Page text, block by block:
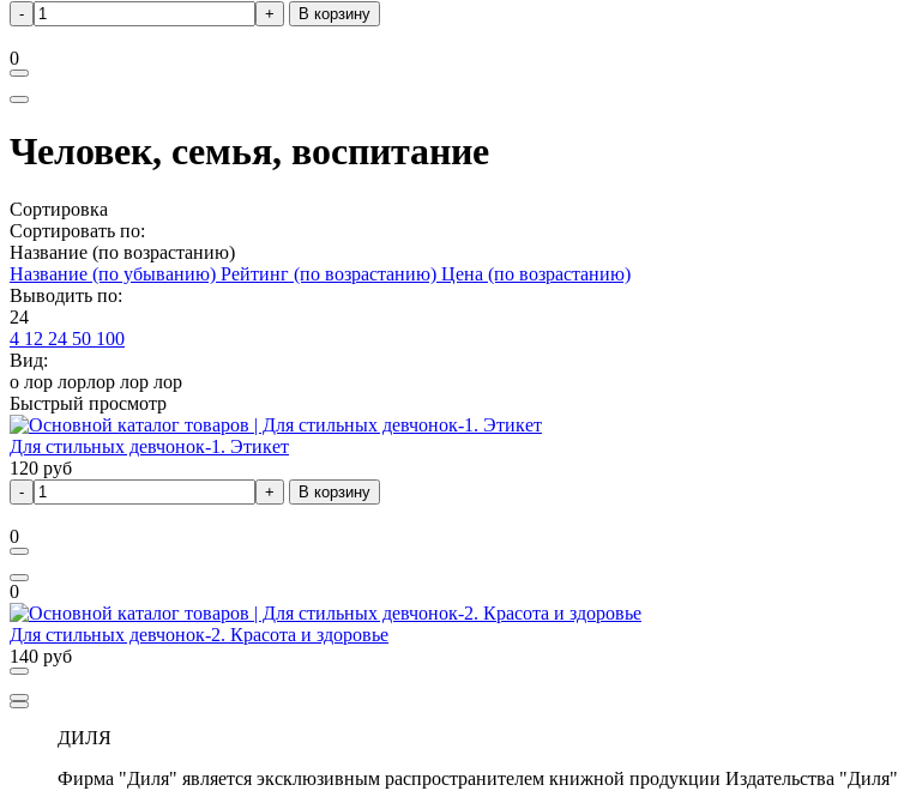
В корзину
0
Человек, семья, воспитание
Сортировка
Сортировать по:
Название (по возрастанию)
Название (по убыванию) Рейтинг (по возрастанию) Цена (по возрастанию)
Выводить по:
24
4 12 24 50 100
Вид:
о лор лорлор лор лор
Быстрый просмотр
Для стильных девчонок-1. Этикет
120 руб
В корзину
0
0
Для стильных девчонок-2. Красота и здоровье
140 руб
ДИЛЯ
Фирма "Диля" является эксклюзивным распространителем книжной продукции Издательства "Диля"